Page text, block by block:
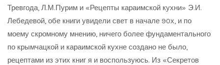
Тревгода, Л.М.Пурим и «Рецепты караимской кухни» Э.И.
Лебедевой, обе книги увидели свет в начале 90х, и по
моему скромному мнению, ничего более фундаментального
по крымчацкой и караимской кухне создано не было,
рецептами из этих книг я и воспользуюсь. Из «Секретов